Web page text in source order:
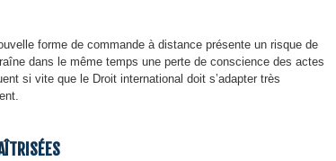
forme de commande à distance présente un risque de
dans le même temps une perte de conscience des actes
si vite que le Droit international doit s’adapter très